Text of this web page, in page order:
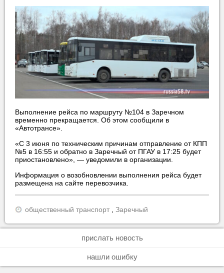
Выполнение рейса по маршруту №104 в Заречном
временно прекращается. Об этом сообщили в
«Автотрансе».
«С 3 июня по техническим причинам отправление от КПП
№5 в 16:55 и обратно в Заречный от ПГАУ в 17:25 будет
приостановлено», — уведомили в организации.
Информация о возобновлении выполнения рейса будет
размещена на сайте перевозчика.
общественный транспорт Заречный
прислать новость
нашли ошибку